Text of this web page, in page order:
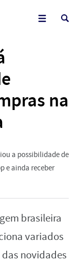
na
a possibilidade de
e ainda receber
brasileira
variados
novidades